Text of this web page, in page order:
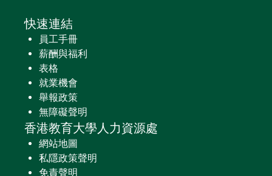
快速連結
員工手冊
薪酬與福利
表格
就業機會
舉報政策
無障礙聲明
香港教育大學人力資源處
網站地圖
私隱政策聲明
免責聲明